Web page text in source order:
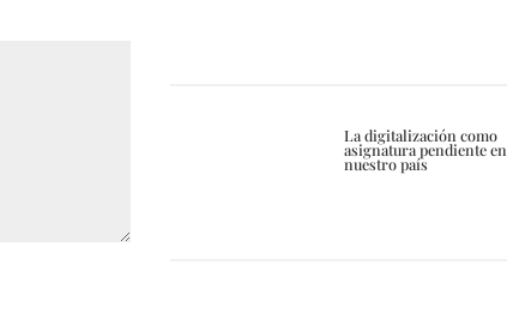
La digitalización como
asignatura pendiente en
nuestro país